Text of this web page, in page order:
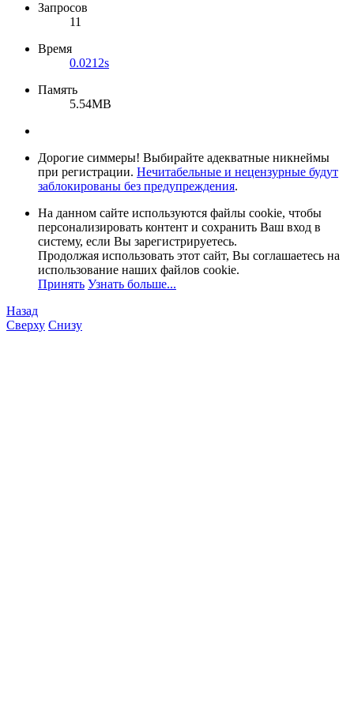
Запросов
11
Время
0.0212s
Память
5.54MB
Дорогие симмеры! Выбирайте адекватные никнеймы
при регистрации. Нечитабельные и нецензурные будут
заблокированы без предупреждения.
На данном сайте используются файлы cookie, чтобы
персонализировать контент и сохранить Ваш вход в
систему, если Вы зарегистрируетесь.
Продолжая использовать этот сайт, Вы соглашаетесь на
использование наших файлов cookie.
Принять Узнать больше...
Назад
Сверху Снизу